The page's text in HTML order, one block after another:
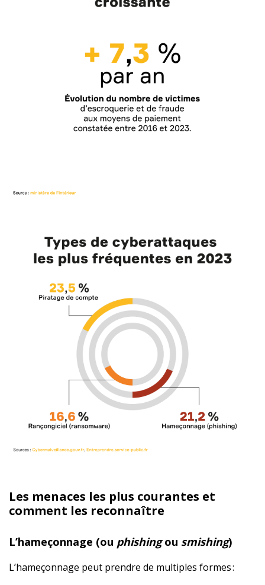
Les menaces les plus courantes et
comment les reconnaître
L’hameçonnage (ou phishingou smishing)
L’hameçonnage peut prendre de multiples formes :